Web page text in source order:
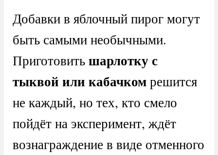
Добавки в яблочный пирог могут
быть самыми необычными.
Приготовитьшарлотку с
тыквой или кабачкомрешится
не каждый, но тех, кто смело
пойдёт на эксперимент, ждёт
вознаграждение в виде отменного